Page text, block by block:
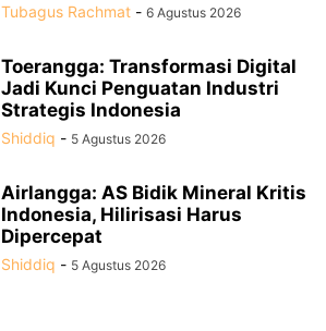
Tubagus Rachmat - 6 Agustus 2026
Toerangga: Transformasi Digital
Jadi Kunci Penguatan Industri
Strategis Indonesia
Shiddiq - 5 Agustus 2026
Airlangga: AS Bidik Mineral Kritis
Indonesia, Hilirisasi Harus
Dipercepat
Shiddiq - 5 Agustus 2026